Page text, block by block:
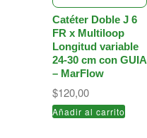
Catéter Doble J 6
FR x Multiloop
Longitud variable
24-30 cm con GUIA
– MarFlow
$120,00
Añadir al carrito